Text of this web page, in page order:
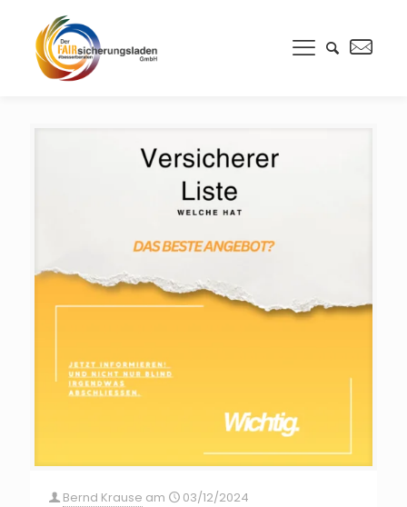
Bernd Krause am 03/12/2024